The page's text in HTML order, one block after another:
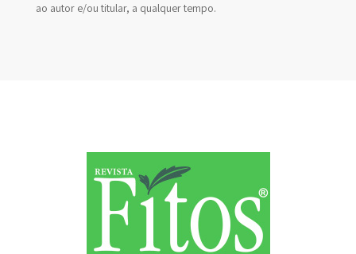
ao autor e/ou titular, a qualquer tempo.